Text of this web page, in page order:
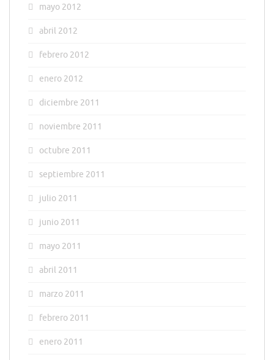
mayo 2012
abril 2012
febrero 2012
enero 2012
diciembre 2011
noviembre 2011
octubre 2011
septiembre 2011
julio 2011
junio 2011
mayo 2011
abril 2011
marzo 2011
febrero 2011
enero 2011